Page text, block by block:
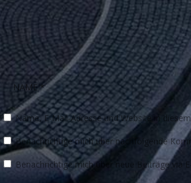
Name, E-Mail-Adresse und Website in
Benachrichtige mich über nachfolgende
Benachrichtige mich über neue Beiträge via E-